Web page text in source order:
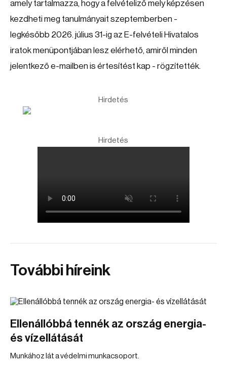
amely tartalmazza, hogy a felvételiző mely képzésen
kezdheti meg tanulmányait szeptemberben -
legkésőbb 2026. július 31-ig az E-felvételi Hivatalos
iratok menüpontjában lesz elérhető, amiről minden
jelentkező e-mailben is értesítést kap - rögzítették.
Hirdetés
Hirdetés
További híreink
Ellenállóbbá tennék az ország energia-
és vízellátását
Munkához lát a védelmi munkacsoport.